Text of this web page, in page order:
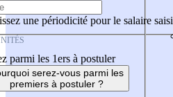
une périodicité pour le salaire saisi
parmi les 1ers à postuler
serez-vous parmi les
premiers à postuler ?